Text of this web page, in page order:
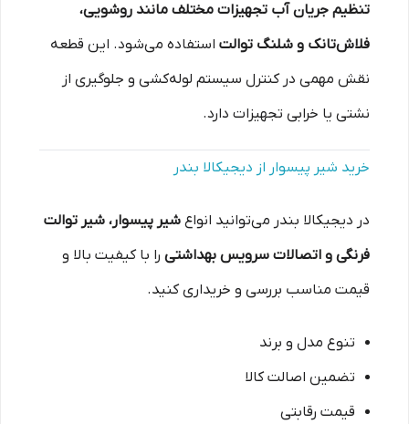
تنظیم جریان آب تجهیزات مختلف مانند روشویی،
فلاش‌تانک و شلنگ توالت استفاده می‌شود. این قطعه
نقش مهمی در کنترل سیستم لوله‌کشی و جلوگیری از
نشتی یا خرابی تجهیزات دارد.
خرید شیر پیسوار از دیجیکالا بندر
در دیجیکالا بندر می‌توانید انواع شیر پیسوار، شیر توالت
فرنگی و اتصالات سرویس بهداشتی را با کیفیت بالا و
قیمت مناسب بررسی و خریداری کنید.
تنوع مدل و برند
تضمین اصالت کالا
قیمت رقابتی